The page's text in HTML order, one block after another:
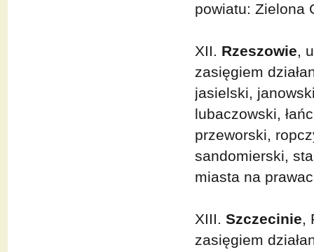
powiatu: Zielona
XII. Rzeszowie,
zasięgiem
jasielski,
lubaczowski,
przeworski,
sandomierski,
miasta na
XIII. Szczecinie,
zasięgiem